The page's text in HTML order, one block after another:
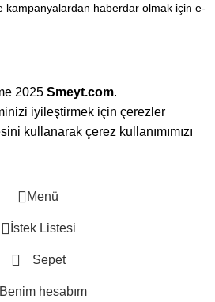
kampanyalardan haberdar olmak için e-
2025 Smeyt.com.
iyileştirmek için çerezler
kullanarak çerez kullanımımızı
Menü
İstek Listesi
Sepet
Benim hesabım